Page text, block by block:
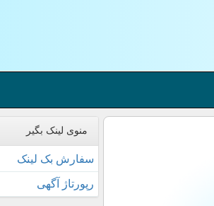
منوی لینک بگیر
سفارش بک لینک
رپورتاژ آگهی